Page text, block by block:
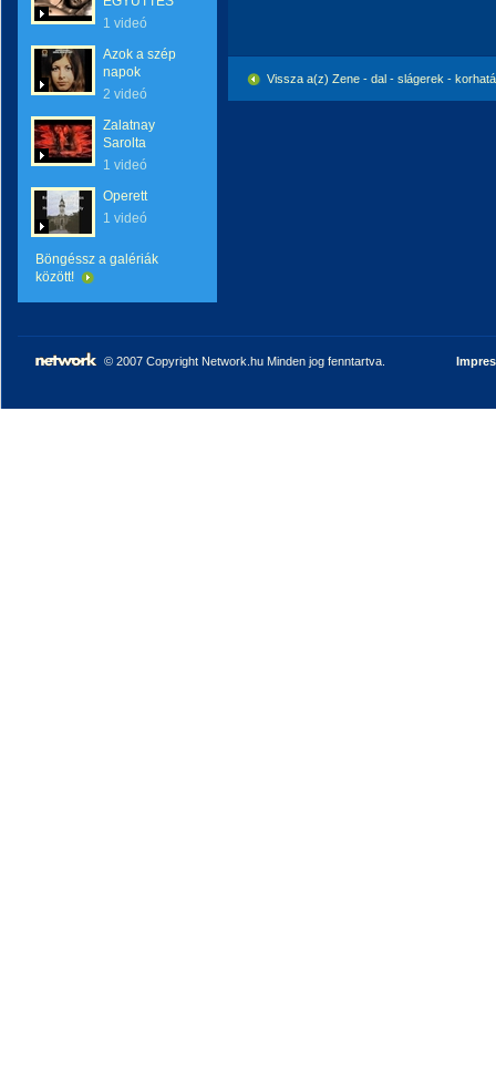
1 videó
Azok a szép
napok
2 videó
Zalatnay
Sarolta
1 videó
Operett
1 videó
Böngéssz a galériák
között!
Vissza a(z) Zene - dal - slágerek -
© 2007 Copyright Network.hu Minden jog fenntartva.